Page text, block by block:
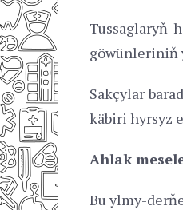
Tussaglaryň
göwünleriniň
Sakçylar
käbiri hyrsyz
Ahlak
Bu ylmy-